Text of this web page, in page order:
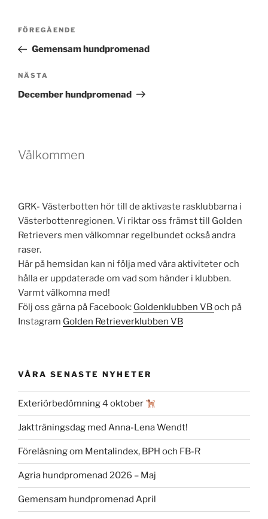
Inläggsnavigering
Föregående
inlägg
FÖREGÅENDE
Gemensam hundpromenad
Nästa
inlägg
NÄSTA
December hundpromenad
Välkommen
GRK- Västerbotten hör till de aktivaste rasklubbarna i
Västerbottenregionen. Vi riktar oss främst till Golden
Retrievers men välkomnar regelbundet också andra
raser.
Här på hemsidan kan ni följa med våra aktiviteter och
hålla er uppdaterade om vad som händer i klubben.
Varmt välkomna med!
Följ oss gärna på Facebook: Goldenklubben VBoch på
Instagram Golden Retrieverklubben VB
VÅRA SENASTE NYHETER
Exteriörbedömning 4 oktober
Jaktträningsdag med Anna-Lena Wendt!
Föreläsning om Mentalindex, BPH och FB-R
Agria hundpromenad 2026 – Maj
Gemensam hundpromenad April